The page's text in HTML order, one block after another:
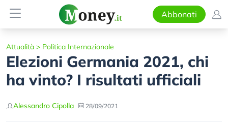
Abbonati
Attualità > Politica Internazionale
Elezioni Germania 2021, chi
ha vinto? I risultati ufficiali
Alessandro Cipolla 28/09/2021